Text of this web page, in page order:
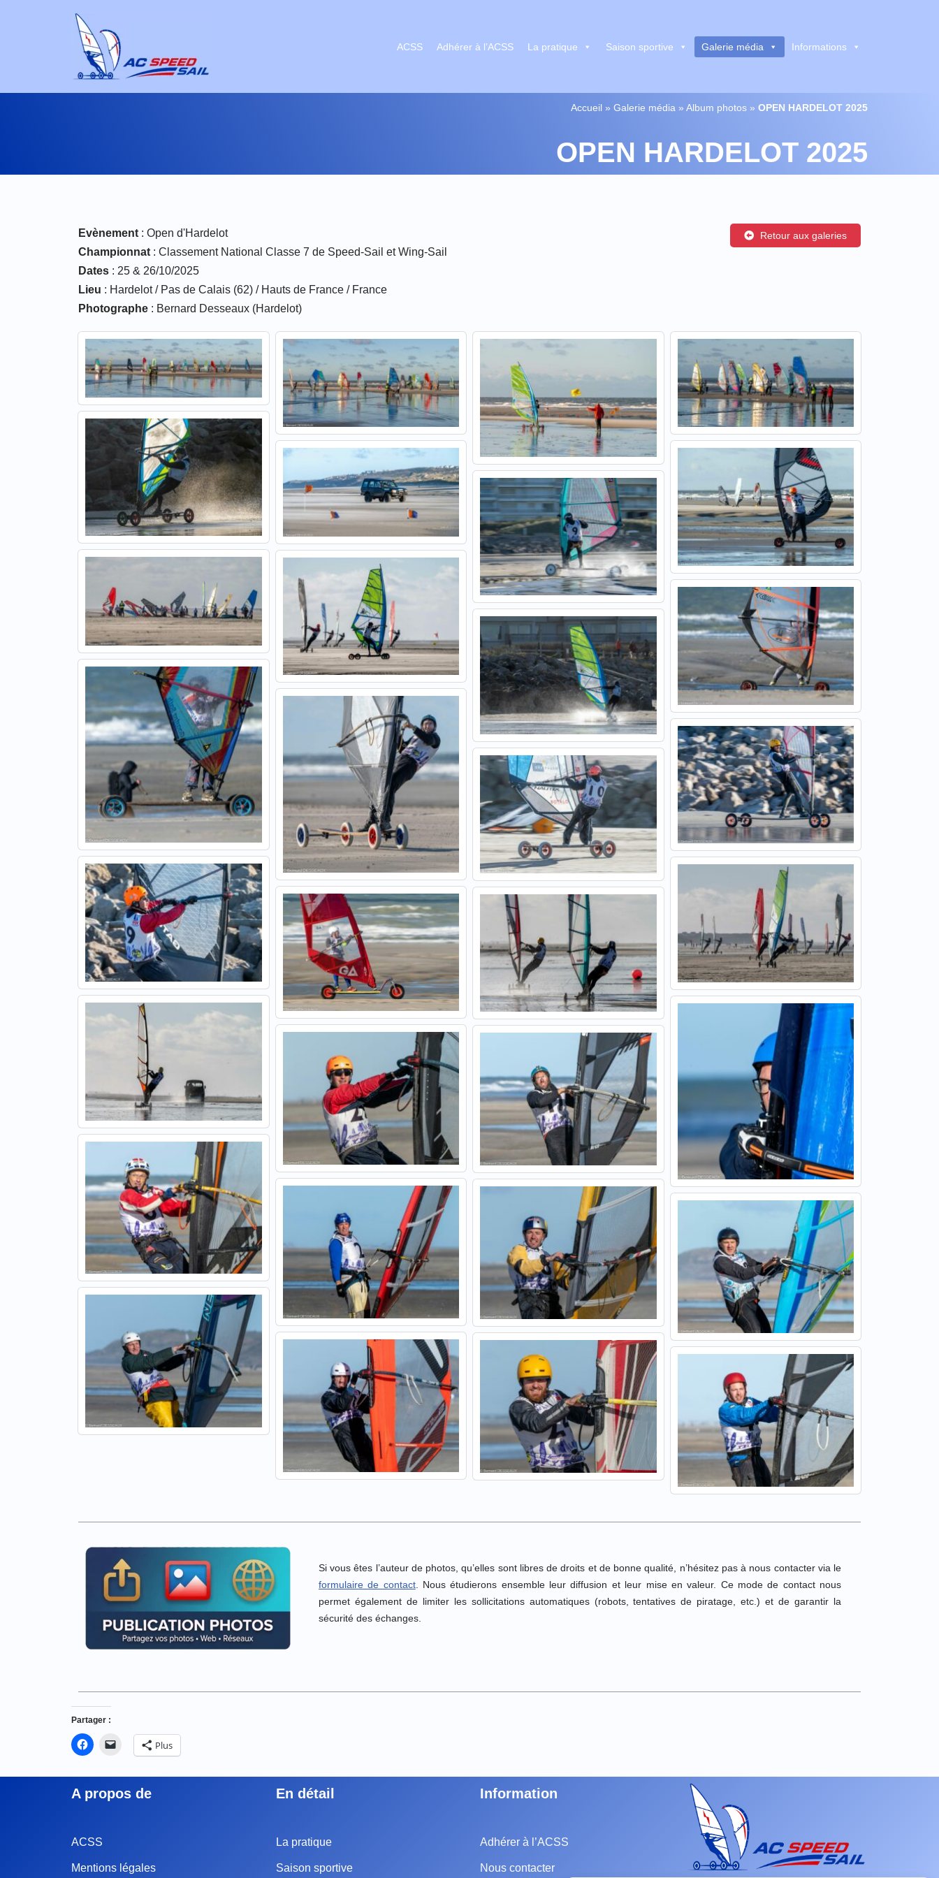
ACSS Adhérer à l’ACSS La pratique Saison sportive Galerie média Informations
Accueil » Galerie média » Album photos » OPEN HARDELOT 2025
OPEN HARDELOT 2025
Evènement : Open d'Hardelot
Championnat : Classement National Classe 7 de Speed-Sail et Wing-Sail
Dates : 25 & 26/10/2025
Lieu : Hardelot / Pas de Calais (62) / Hauts de France / France
Photographe : Bernard Desseaux (Hardelot)
Retour aux galeries
Si vous êtes l’auteur de photos, qu’elles sont libres de droits et de bonne qualité, n’hésitez pas à nous contacter via le
formulaire de contact. Nous étudierons ensemble leur diffusion et leur mise en valeur. Ce mode de contact nous
permet également de limiter les sollicitations automatiques (robots, tentatives de piratage, etc.) et de garantir la
sécurité des échanges.
Partager :
Plus
A propos de
ACSS
Mentions légales
En détail
La pratique
Saison sportive
Information
Adhérer à l’ACSS
Nous contacter